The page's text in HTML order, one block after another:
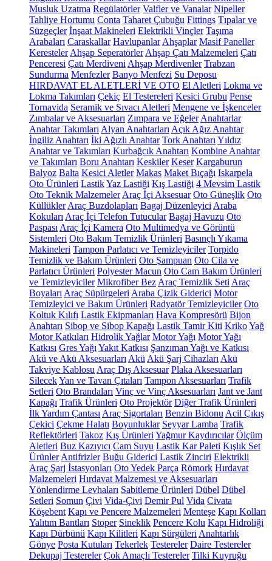
Musluk Uzatma Regülatörler Valfler ve Vanalar Nipeller
Tahliye Hortumu Conta Taharet Çubuğu Fittings Tıpalar ve
Süzgeçler İnşaat Makineleri Elektrikli Vinçler Taşıma
Arabaları Caraskallar Havlupanlar Ahşaplar Masif Paneller
Keresteler Ahşap Seperatörler Ahşap Çatı Malzemeleri Çatı
Penceresi Çatı Merdiveni Ahşap Merdivenler Trabzan
Sundurma Menfezler Banyo Menfezi Su Deposu
HIRDAVAT EL ALETLERİ VE OTO El Aletleri Lokma ve
Lokma Takımları Çekiç El Testereleri Kesici Grubu Pense
Tornavida Seramik ve Sıvacı Aletleri Mengene ve İşkenceler
Zımbalar ve Aksesuarları Zımpara ve Eğeler Anahtarlar
Anahtar Takımları Alyan Anahtarları Açık Ağız Anahtar
İngiliz Anahtarı İki Ağızlı Anahtar Tork Anahtarı Yıldız
Anahtar ve Takımları Kurbağcık Anahtarı Kombine Anahtar
ve Takımları Boru Anahtarı Keskiler Keser Kargaburun
Balyoz Balta Kesici Aletler Makas Maket Bıçağı Iskarpela
Oto Ürünleri LastikYaz Lastiği Kış Lastiği 4 Mevsim Lastik
Oto Teknik Malzemeler Araç İçi Aksesuar Oto Güneşlik Oto
Küllükler Araç Buzdolapları Bagaj Düzenleyici Araba
Kokuları Araç İçi Telefon Tutucular Bagaj Havuzu Oto
Paspası Araç İçi Kamera Oto Multimedya ve Görüntü
Sistemleri Oto Bakım Temizlik Ürünleri Basınçlı Yıkama
Makineleri Tampon Parlatıcı ve Temizleyiciler Torpido
Temizlik ve Bakım Ürünleri Oto Şampuan Oto Cila ve
Parlatıcı Ürünleri Polyester Macun Oto Cam Bakım Ürünleri
ve Temizleyiciler Mikrofiber Bez Araç Temizlik Seti Araç
Boyaları Araç Süpürgeleri Araba Çizik Giderici Motor
Temizleyici ve Bakım Ürünleri Radyatör Temizleyiciler Oto
Koltuk Kılıfı Lastik Ekipmanları Hava Kompresörü Bijon
Anahtarı Sibop ve Sibop Kapağı Lastik Tamir Kiti KrikoYağ
Motor Katkıları Hidrolik Yağlar Motor Yağı Motor Yağı
Katkısı Gres Yağı Yakıt Katkısı Şanzıman Yağı ve Katkısı
Akü ve Akü Aksesuarları Akü Akü Şarj Cihazları Akü
Takviye Kablosu Araç Dış Aksesuar Plaka Aksesuarları
SilecekYan ve Tavan Çıtaları Tampon Aksesuarları Trafik
Setleri Oto Brandaları Vinç ve Vinç Aksesuarları Jant ve Jant
Kapağı Trafik Ürünleri Oto Projektör Diğer Trafik Ürünleri
İlk Yardım Çantası Araç Sigortaları Benzin Bidonu Acil Çıkış
Çekici Çekme Halatı Boyunluklar Seyyar Lamba Trafik
Reflektörleri Takoz Kış Ürünleri Yağmur Kaydırıcılar Ölçüm
Aletleri Buz Kazıyıcı Cam Suyu Lastik Kar Paleti Kışlık Set
Ürünler Antifrizler Buğu Giderici Lastik Zinciri Elektrikli
Araç Şarj İstasyonları Oto Yedek Parça Römork Hırdavat
Malzemeleri Hırdavat Malzemesi ve Aksesuarları
Yönlendirme Levhaları Sabitleme Ürünleri Dübel Dübel
Setleri Somun Çivi Vida-Çivi Demir Pul Vida Civata
Köşebent Kapı ve Pencere Malzemeleri Menteşe Kapı Kolları
Yalıtım Bantları Stoper Sineklik Pencere Kolu Kapı Hidroliği
Kapı Dürbünü Kapı Kilitleri Kapı Sürgüleri Anahtarlık
Gönye Posta Kutuları Tekerlek Testereler Daire Testereler
Dekupaj Testereler Çok Amaçlı Testereler Tilki Kuyruğu